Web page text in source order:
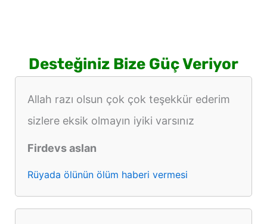
Desteğiniz Bize Güç Veriyor
Allah razı olsun çok çok teşekkür ederim
sizlere eksik olmayın iyiki varsınız
Firdevs aslan
Rüyada ölünün ölüm haberi vermesi